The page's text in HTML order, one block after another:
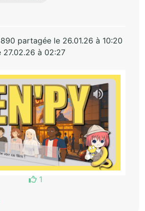
partagée le 26.01.26 à 10:20
27.02.26 à 02:27
1